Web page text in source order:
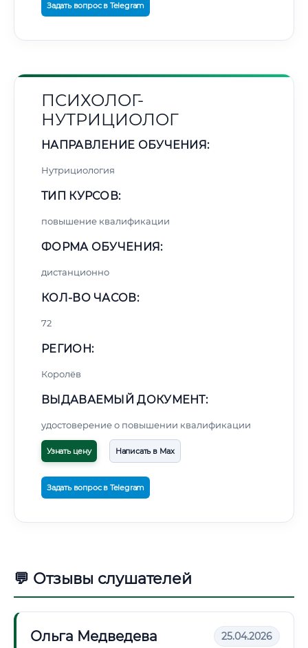
Задать вопрос в Telegram
ПСИХОЛОГ-
НУТРИЦИОЛОГ
НАПРАВЛЕНИЕ ОБУЧЕНИЯ:
Нутрициология
ТИП КУРСОВ:
повышение квалификации
ФОРМА ОБУЧЕНИЯ:
дистанционно
КОЛ-ВО ЧАСОВ:
72
РЕГИОН:
Королёв
ВЫДАВАЕМЫЙ ДОКУМЕНТ:
удостоверение о повышении квалификации
Узнать цену Написать в Max
Задать вопрос в Telegram
💬 Отзывы слушателей
Ольга Медведева 25.04.2026